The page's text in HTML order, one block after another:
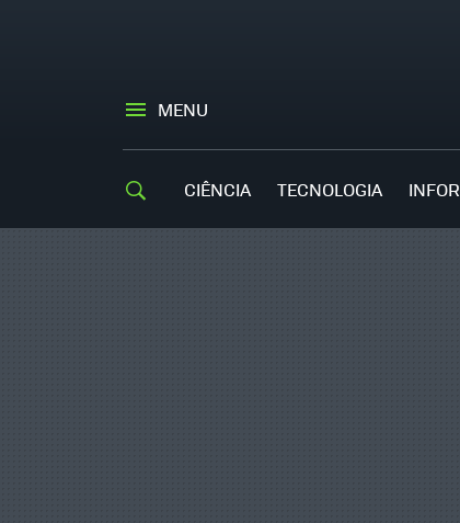
MENU
CIÊNCIA TECNOLOGIA